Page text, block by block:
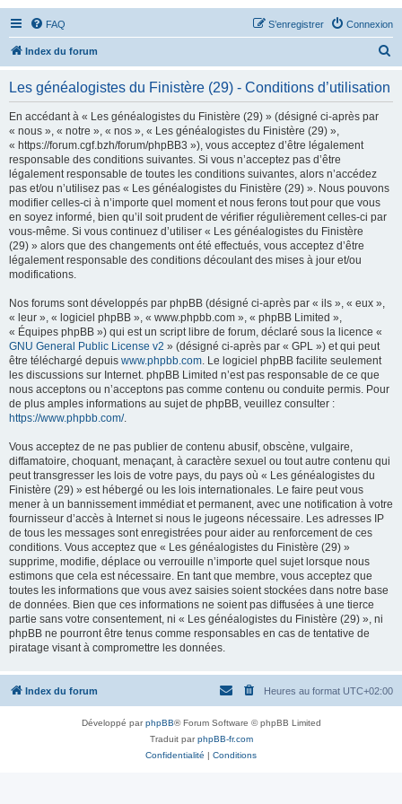
FAQ Connexion
S’enregistrer
Index du forum
Les généalogistes du Finistère (29) - Conditions d’utilisation
En accédant à « Les généalogistes du Finistère (29) » (désigné ci-après par
« nous », « notre », « nos », « Les généalogistes du Finistère (29) »,
« https://forum.cgf.bzh/forum/phpBB3 »), vous acceptez d’être légalement
responsable des conditions suivantes. Si vous n’acceptez pas d’être
légalement responsable de toutes les conditions suivantes, alors n’accédez
pas et/ou n’utilisez pas « Les généalogistes du Finistère (29) ». Nous pouvons
modifier celles-ci à n’importe quel moment et nous ferons tout pour que vous
en soyez informé, bien qu’il soit prudent de vérifier régulièrement celles-ci par
vous-même. Si vous continuez d’utiliser « Les généalogistes du Finistère
(29) » alors que des changements ont été effectués, vous acceptez d’être
légalement responsable des conditions découlant des mises à jour et/ou
modifications.
Nos forums sont développés par phpBB (désigné ci-après par « ils », « eux »,
« leur », « logiciel phpBB », « www.phpbb.com », « phpBB Limited »,
« Équipes phpBB ») qui est un script libre de forum, déclaré sous la licence «
GNU General Public License v2 » (désigné ci-après par « GPL ») et qui peut
être téléchargé depuis www.phpbb.com. Le logiciel phpBB facilite seulement
les discussions sur Internet. phpBB Limited n’est pas responsable de ce que
nous acceptons ou n’acceptons pas comme contenu ou conduite permis. Pour
de plus amples informations au sujet de phpBB, veuillez consulter :
https://www.phpbb.com/.
Vous acceptez de ne pas publier de contenu abusif, obscène, vulgaire,
diffamatoire, choquant, menaçant, à caractère sexuel ou tout autre contenu qui
peut transgresser les lois de votre pays, du pays où « Les généalogistes du
Finistère (29) » est hébergé ou les lois internationales. Le faire peut vous
mener à un bannissement immédiat et permanent, avec une notification à votre
fournisseur d’accès à Internet si nous le jugeons nécessaire. Les adresses IP
de tous les messages sont enregistrées pour aider au renforcement de ces
conditions. Vous acceptez que « Les généalogistes du Finistère (29) »
supprime, modifie, déplace ou verrouille n’importe quel sujet lorsque nous
estimons que cela est nécessaire. En tant que membre, vous acceptez que
toutes les informations que vous avez saisies soient stockées dans notre base
de données. Bien que ces informations ne soient pas diffusées à une tierce
partie sans votre consentement, ni « Les généalogistes du Finistère (29) », ni
phpBB ne pourront être tenus comme responsables en cas de tentative de
piratage visant à compromettre les données.
Index du forum Heures au format UTC+02:00
Développé parphpBB® Forum Software © phpBB Limited
Traduit parphpBB-fr.com
Confidentialité | Conditions